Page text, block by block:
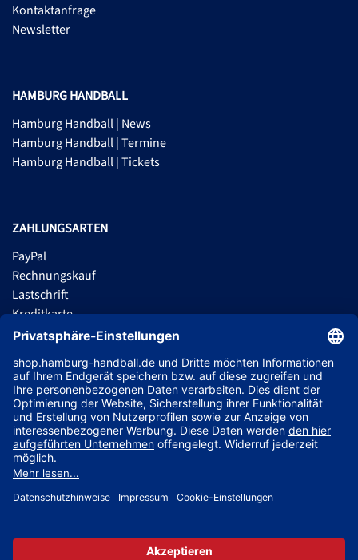
Kontaktanfrage
Newsletter
HAMBURG HANDBALL
Hamburg Handball | News
Hamburg Handball | Termine
Hamburg Handball | Tickets
ZAHLUNGSARTEN
PayPal
Rechnungskauf
Lastschrift
Kreditkarte
Apple Pay
ABONNIERE JETZT DEN KOSTENLOSEN HSVH FANSHOP NEWSLETTER
UND VERPASSE KEINE NEUIGKEIT ODER AKTION MEHR.
JETZT ANMELDEN